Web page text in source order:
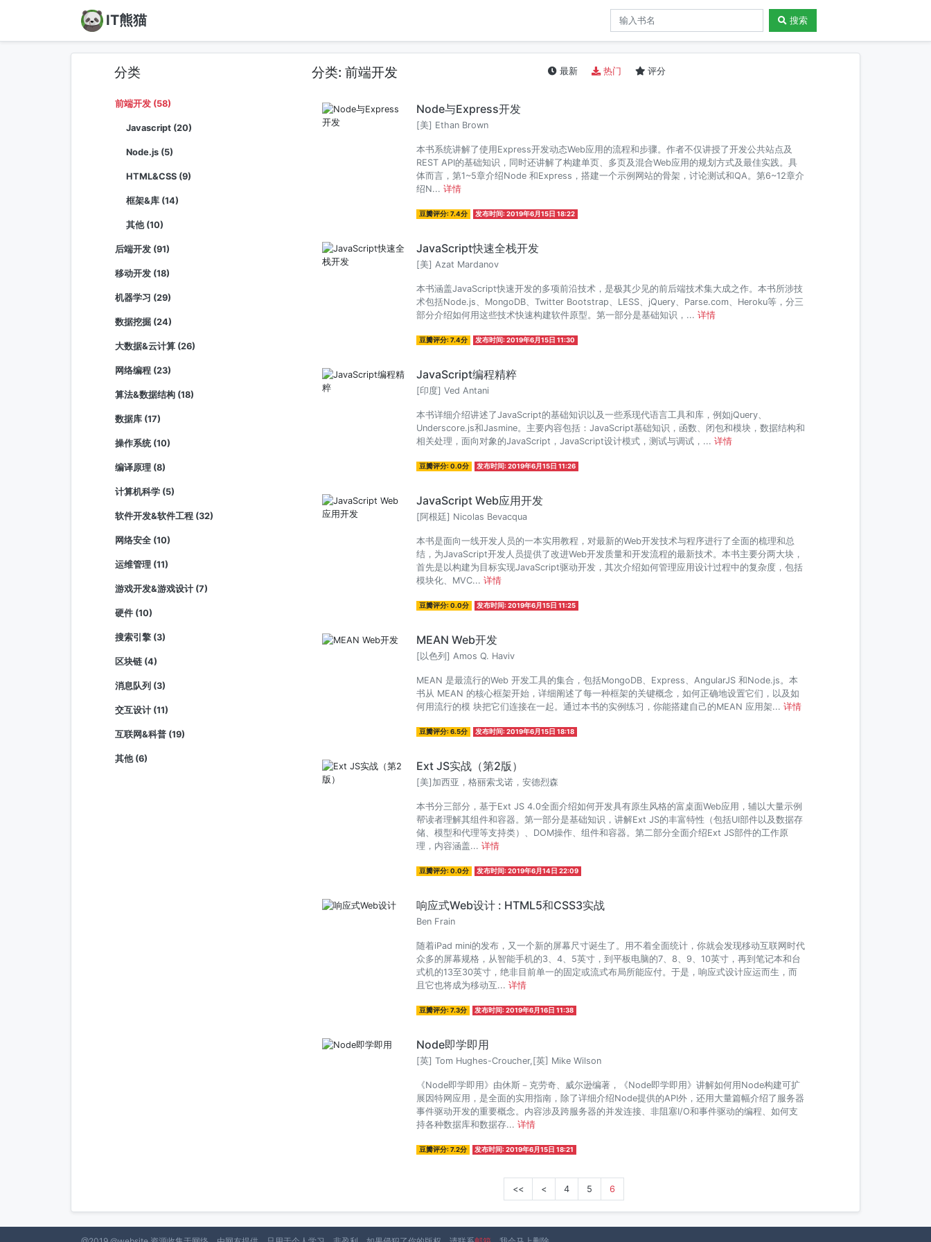
IT熊猫 搜索
分类
前端开发 (58)
Javascript (20)
Node.js (5)
HTML&CSS (9)
框架&库 (14)
其他 (10)
后端开发 (91)
移动开发 (18)
机器学习 (29)
数据挖掘 (24)
大数据&云计算 (26)
网络编程 (23)
算法&数据结构 (18)
数据库 (17)
操作系统 (10)
编译原理 (8)
计算机科学 (5)
软件开发&软件工程 (32)
网络安全 (10)
运维管理 (11)
游戏开发&游戏设计 (7)
硬件 (10)
搜索引擎 (3)
区块链 (4)
消息队列 (3)
交互设计 (11)
互联网&科普 (19)
其他 (6)
分类: 前端开发 最新 热门 评分
Node与Express开发
[美] Ethan Brown
本书系统讲解了使用Express开发动态Web应用的流程和步骤。作者不仅讲授了开发公共站点及
REST API的基础知识，同时还讲解了构建单页、多页及混合Web应用的规划方式及最佳实践。具
体而言，第1~5章介绍Node 和Express，搭建一个示例网站的骨架，讨论测试和QA。第6~12章介
绍N... 详情
豆瓣评分: 7.4分 发布时间: 2019年6月15日 18:22
JavaScript快速全栈开发
[美] Azat Mardanov
本书涵盖JavaScript快速开发的多项前沿技术，是极其少见的前后端技术集大成之作。本书所涉技
术包括Node.js、MongoDB、Twitter Bootstrap、LESS、jQuery、Parse.com、Heroku等，分三
部分介绍如何用这些技术快速构建软件原型。第一部分是基础知识，... 详情
豆瓣评分: 7.4分 发布时间: 2019年6月15日 11:30
JavaScript编程精粹
[印度] Ved Antani
本书详细介绍讲述了JavaScript的基础知识以及一些系现代语言工具和库，例如jQuery、
Underscore.js和Jasmine。主要内容包括：JavaScript基础知识，函数、闭包和模块，数据结构和
相关处理，面向对象的JavaScript，JavaScript设计模式，测试与调试，... 详情
豆瓣评分: 0.0分 发布时间: 2019年6月15日 11:26
JavaScript Web应用开发
[阿根廷] Nicolas Bevacqua
本书是面向一线开发人员的一本实用教程，对最新的Web开发技术与程序进行了全面的梳理和总
结，为JavaScript开发人员提供了改进Web开发质量和开发流程的最新技术。本书主要分两大块，
首先是以构建为目标实现JavaScript驱动开发，其次介绍如何管理应用设计过程中的复杂度，包括
模块化、MVC... 详情
豆瓣评分: 0.0分 发布时间: 2019年6月15日 11:25
MEAN Web开发
[以色列] Amos Q. Haviv
MEAN 是最流行的Web 开发工具的集合，包括MongoDB、Express、AngularJS 和Node.js。本
书从 MEAN 的核心框架开始，详细阐述了每一种框架的关键概念，如何正确地设置它们，以及如
何用流行的模 块把它们连接在一起。通过本书的实例练习，你能搭建自己的MEAN 应用架... 详情
豆瓣评分: 6.5分 发布时间: 2019年6月15日 18:18
Ext JS实战（第2版）
[美]加西亚，格丽索戈诺，安德烈森
本书分三部分，基于Ext JS 4.0全面介绍如何开发具有原生风格的富桌面Web应用，辅以大量示例
帮读者理解其组件和容器。第一部分是基础知识，讲解Ext JS的丰富特性（包括UI部件以及数据存
储、模型和代理等支持类）、DOM操作、组件和容器。第二部分全面介绍Ext JS部件的工作原
理，内容涵盖... 详情
豆瓣评分: 0.0分 发布时间: 2019年6月14日 22:09
响应式Web设计 : HTML5和CSS3实战
Ben Frain
随着iPad mini的发布，又一个新的屏幕尺寸诞生了。用不着全面统计，你就会发现移动互联网时代
众多的屏幕规格，从智能手机的3、4、5英寸，到平板电脑的7、8、9、10英寸，再到笔记本和台
式机的13至30英寸，绝非目前单一的固定或流式布局所能应付。于是，响应式设计应运而生，而
且它也将成为移动互... 详情
豆瓣评分: 7.3分 发布时间: 2019年6月16日 11:38
Node即学即用
[英] Tom Hughes-Croucher,[英] Mike Wilson
《Node即学即用》由休斯－克劳奇、威尔逊编著，《Node即学即用》讲解如何用Node构建可扩
展因特网应用，是全面的实用指南，除了详细介绍Node提供的API外，还用大量篇幅介绍了服务器
事件驱动开发的重要概念。内容涉及跨服务器的并发连接、非阻塞I/O和事件驱动的编程、如何支
持各种数据库和数据存... 详情
豆瓣评分: 7.2分 发布时间: 2019年6月15日 18:21
<< < 4 5 6